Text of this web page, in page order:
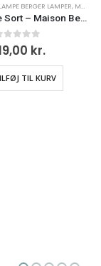
BERGER LAMPER
LAMPE BERGER LAMPER, MAISON BERGER
Boule Noire Sort – Maison Berger
ud af 5kr.
TIL KURV